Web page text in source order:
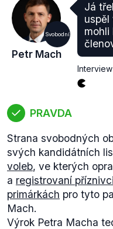
Svobodní
Petr Mach
Já
mohli
PRAVDA
Strana svobodných
svých kandidátních
voleb, ve kterých
a registrovaní příznivci
primárkách pro tyto
Mach.
Výrok Petra Macha